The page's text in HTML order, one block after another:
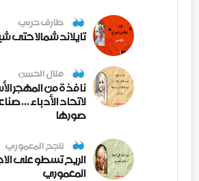
طارق حربي
تايلاند شمالا حتى
منال الحسن
نافذة من المهجر
لاتحاد الأدباء ...
صورها
ناجح المعموري
الريح تسطو على
المعموري